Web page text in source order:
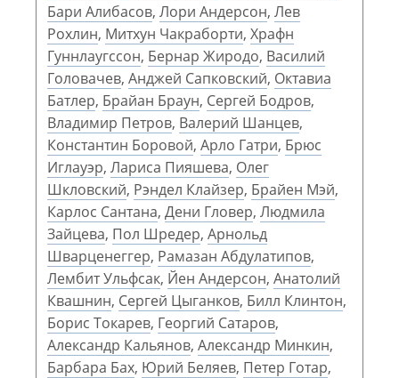
Бари Алибасов, Лори Андерсон, Лев
Рохлин, Митхун Чакраборти, Храфн
Гуннлаугссон, Бернар Жиродо, Василий
Головачев, Анджей Сапковский, Октавиа
Батлер, Брайан Браун, Сергей Бодров,
Владимир Петров, Валерий Шанцев,
Константин Боровой, Арло Гатри, Брюс
Иглауэр, Лариса Пияшева, Олег
Шкловский, Рэндел Клайзер, Брайен Мэй,
Карлос Сантана, Дени Гловер, Людмила
Зайцева, Пол Шредер, Арнольд
Шварценеггер, Рамазан Абдулатипов,
Лембит Ульфсак, Йен Андерсон, Анатолий
Квашнин, Сергей Цыганков, Билл Клинтон,
Борис Токарев, Георгий Сатаров,
Александр Кальянов, Александр Минкин,
Барбара Бах, Юрий Беляев, Петер Готар,